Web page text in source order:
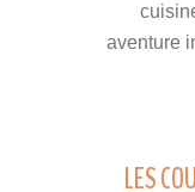
aventure
LES